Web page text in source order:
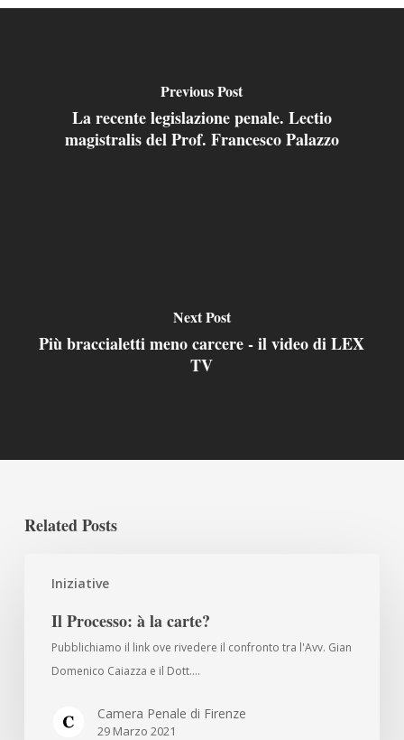
Previous Post
La recente legislazione penale. Lectio
magistralis del Prof. Francesco Palazzo
Next Post
Più braccialetti meno carcere - il video di LEX
TV
Related Posts
Iniziative
Processo:
Il Processo: à la carte?
Pubblichiamo il link ove rivedere il confronto tra l'Avv. Gian
Domenico Caiazza e il Dott.…
Camera Penale di Firenze
29 Marzo 2021